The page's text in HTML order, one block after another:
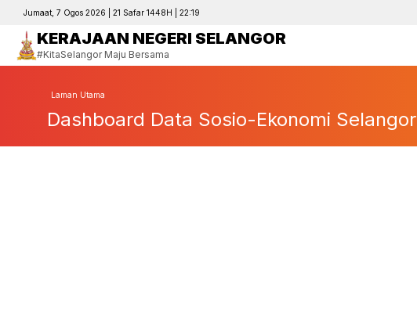
Jumaat, 7 Ogos 2026 | 21 Safar 1448H | 22:19
KERAJAAN NEGERI SELANGOR
#KitaSelangor Maju Bersama
Laman Utama
Dashboard Data Sosio-Ekonomi Selangor